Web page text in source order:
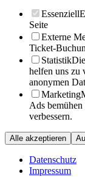
Essenziell
Seite
Externe
Ticket-
Statistik
helfen uns zu
anonymen
Marketing
Ads
verbessern.
Alle akzeptieren
Datenschutz
Impressum